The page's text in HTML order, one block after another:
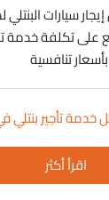
سيارات البنتلي
على تكلفة خدمة
تنافسية
خدمة تأجير بنتلي
اقرأ أكثر